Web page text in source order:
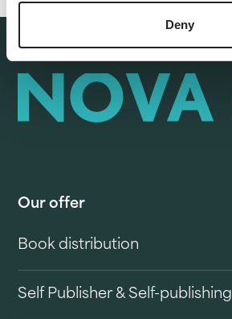
Deny
Our offer
Book distribution
Self Publisher & Self-publishing